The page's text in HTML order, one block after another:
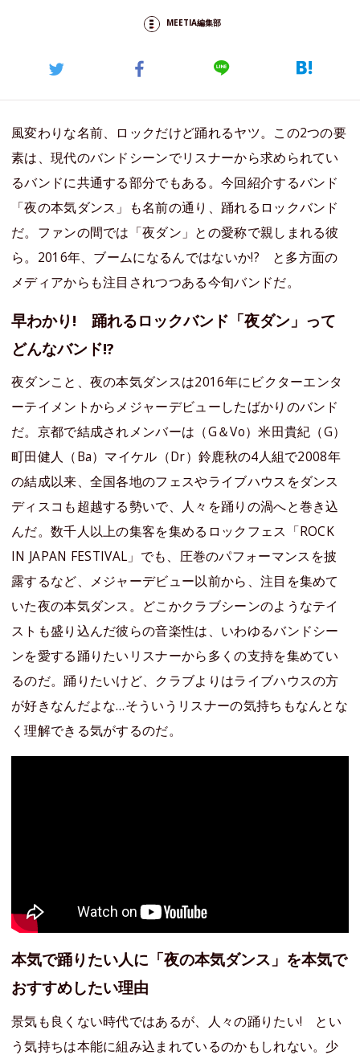
MEETIA編集部
風変わりな名前、ロックだけど踊れるヤツ。この2つの要
素は、現代のバンドシーンでリスナーから求められてい
るバンドに共通する部分でもある。今回紹介するバンド
「夜の本気ダンス」も名前の通り、踊れるロックバンド
だ。ファンの間では「夜ダン」との愛称で親しまれる彼
ら。2016年、ブームになるんではないか!? と多方面の
メディアからも注目されつつある今旬バンドだ。
早わかり! 踊れるロックバンド「夜ダン」って
どんなバンド!?
夜ダンこと、夜の本気ダンスは2016年にビクターエンタ
ーテイメントからメジャーデビューしたばかりのバンド
だ。京都で結成されメンバーは（G＆Vo）米田貴紀（G）
町田健人（Ba）マイケル（Dr）鈴鹿秋の4人組で2008年
の結成以来、全国各地のフェスやライブハウスをダンス
ディスコも超越する勢いで、人々を踊りの渦へと巻き込
んだ。数千人以上の集客を集めるロックフェス「ROCK
IN JAPAN FESTIVAL」でも、圧巻のパフォーマンスを披
露するなど、メジャーデビュー以前から、注目を集めて
いた夜の本気ダンス。どこかクラブシーンのようなテイ
ストも盛り込んだ彼らの音楽性は、いわゆるバンドシー
ンを愛する踊りたいリスナーから多くの支持を集めてい
るのだ。踊りたいけど、クラブよりはライブハウスの方
が好きなんだよな…そういうリスナーの気持ちもなんとな
く理解できる気がするのだ。
本気で踊りたい人に「夜の本気ダンス」を本気で
おすすめしたい理由
景気も良くない時代ではあるが、人々の踊りたい! とい
う気持ちは本能に組み込まれているのかもしれない。少